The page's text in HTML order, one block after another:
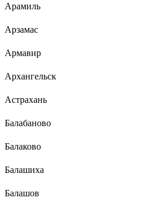
Арамиль
Арзамас
Армавир
Архангельск
Астрахань
Балабаново
Балаково
Балашиха
Балашов